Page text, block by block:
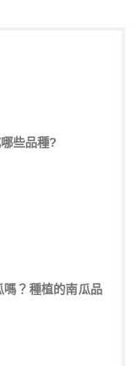
些品種?
？種植的南瓜品